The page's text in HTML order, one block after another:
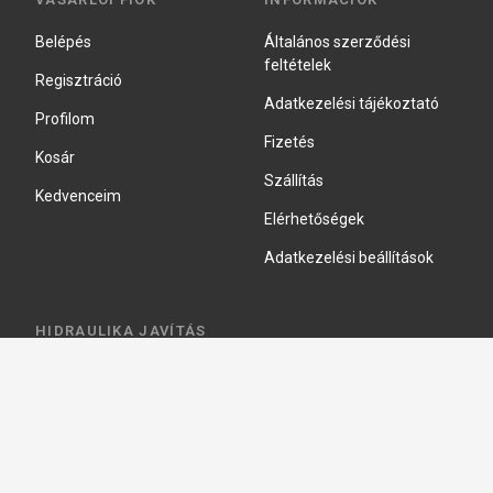
Belépés
Regisztráció
Profilom
Kosár
Kedvenceim
Általános szerződési
feltételek
Adatkezelési tájékoztató
Fizetés
Szállítás
Elérhetőségek
Adatkezelési beállítások
HIDRAULIKA JAVÍTÁS